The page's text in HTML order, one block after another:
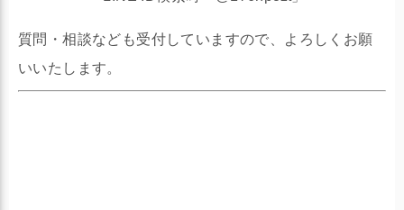
質問・相談なども受付していますので、よろしくお願
いいたします。